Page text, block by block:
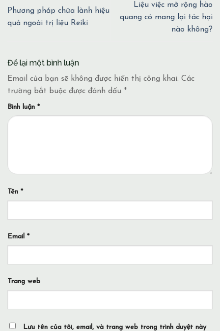
Phương pháp chữa lành hiệu
quả ngoài trị liệu Reiki
Liệu việc mở rộng hào
quang có mang lại tác hại
nào không?
Để lại một bình luận
Email của bạn sẽ không được hiển thị công khai. Các
trường bắt buộc được đánh dấu *
Bình luận *
Tên *
Email *
Trang web
Lưu tên của tôi, email, và trang web trong trình duyệt này